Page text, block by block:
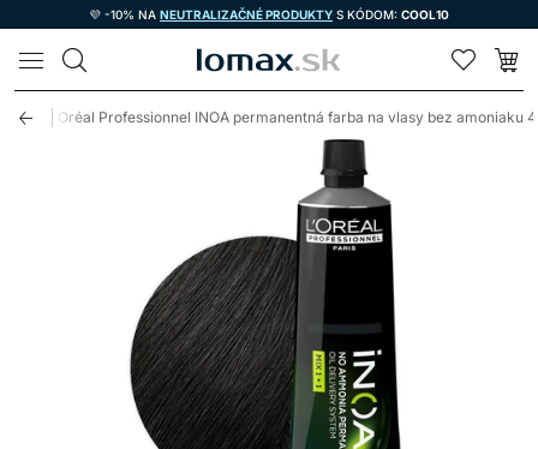
💜 -10% NA NEUTRALIZAČNÉ PRODUKTY S KÓDOM: COOL10
LOMAX
L'Oréal Professionnel INOA permanentná farba na vlasy bez amoniaku